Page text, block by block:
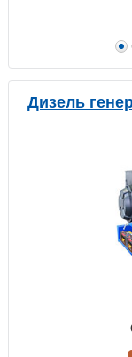
Дизель